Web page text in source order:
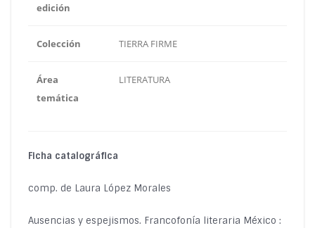
edición
Colección TIERRA FIRME
Área
temática
LITERATURA
Ficha catalográfica
comp. de Laura López Morales
Ausencias y espejismos. Francofonía literaria México :